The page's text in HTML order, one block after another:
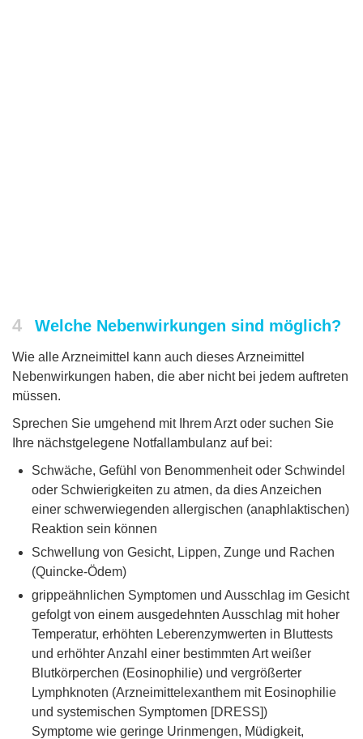
4 Welche Nebenwirkungen sind möglich?
Wie alle Arzneimittel kann auch dieses Arzneimittel
Nebenwirkungen haben, die aber nicht bei jedem auftreten
müssen.
Sprechen Sie umgehend mit Ihrem Arzt oder suchen Sie
Ihre nächstgelegene Notfallambulanz auf bei:
Schwäche, Gefühl von Benommenheit oder Schwindel
oder Schwierigkeiten zu atmen, da dies Anzeichen
einer schwerwiegenden allergischen (anaphlaktischen)
Reaktion sein können
Schwellung von Gesicht, Lippen, Zunge und Rachen
(Quincke-Ödem)
grippeähnlichen Symptomen und Ausschlag im Gesicht
gefolgt von einem ausgedehnten Ausschlag mit hoher
Temperatur, erhöhten Leberenzymwerten in Bluttests
und erhöhter Anzahl einer bestimmten Art weißer
Blutkörperchen (Eosinophilie) und vergrößerter
Lymphknoten (Arzneimittelexanthem mit Eosinophilie
und systemischen Symptomen [DRESS])
Symptome wie geringe Urinmengen, Müdigkeit,